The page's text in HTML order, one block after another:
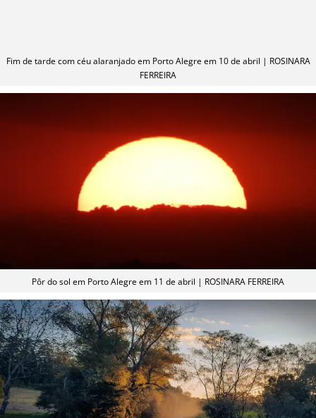
Fim de tarde com céu alaranjado em Porto Alegre em 10 de abril | ROSINARA
FERREIRA
Pôr do sol em Porto Alegre em 11 de abril | ROSINARA FERREIRA